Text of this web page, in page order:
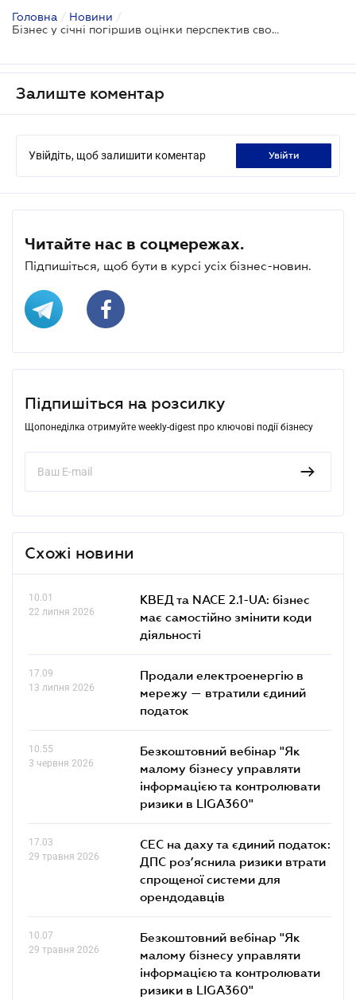
Головна / Новини /
Бізнес у січні погіршив оцінки перспектив своєї діяльності
Залиште коментар
Увійдіть, щоб залишити коментар увійти
Читайте нас в соцмережах.
Підпишіться, щоб бути в курсі усіх бізнес-новин.
Підпишіться на розсилку
Щопонеділка отримуйте weekly-digest про ключові події бізнесу
Схожі новини
10.01
22 липня 2026
КВЕД та NACE 2.1-UA: бізнес
має самостійно змінити коди
діяльності
17.09
13 липня 2026
Продали електроенергію в
мережу — втратили єдиний
податок
10.55
3 червня 2026
Безкоштовний вебінар "Як
малому бізнесу управляти
інформацією та контролювати
ризики в LIGA360"
17.03
29 травня 2026
СЕС на даху та єдиний податок:
ДПС роз’яснила ризики втрати
спрощеної системи для
орендодавців
10.07
29 травня 2026
Безкоштовний вебінар "Як
малому бізнесу управляти
інформацією та контролювати
ризики в LIGA360"